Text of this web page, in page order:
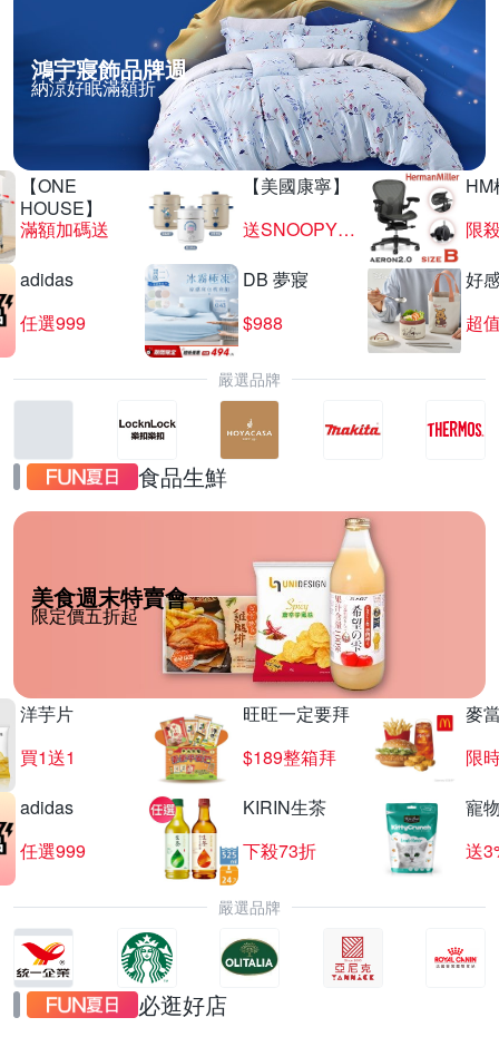
鴻宇寢飾品牌週
納涼好眠滿額折
【ONE
HOUSE】
滿額加碼送
【美國康寧】
送SNOOPY匙筷組
HM
限
adidas
任選999
DB 夢寢
$988
好
超
嚴選品牌
食品生鮮
美食週末特賣會
限定價五折起
洋芋片
買1送1
旺旺一定要拜
$189整箱拜
麥
限
adidas
任選999
KIRIN生茶
下殺73折
寵
送
嚴選品牌
必逛好店